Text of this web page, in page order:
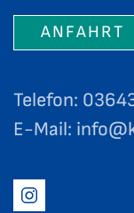
ANFAHRT
Telefon:
E-Mail: